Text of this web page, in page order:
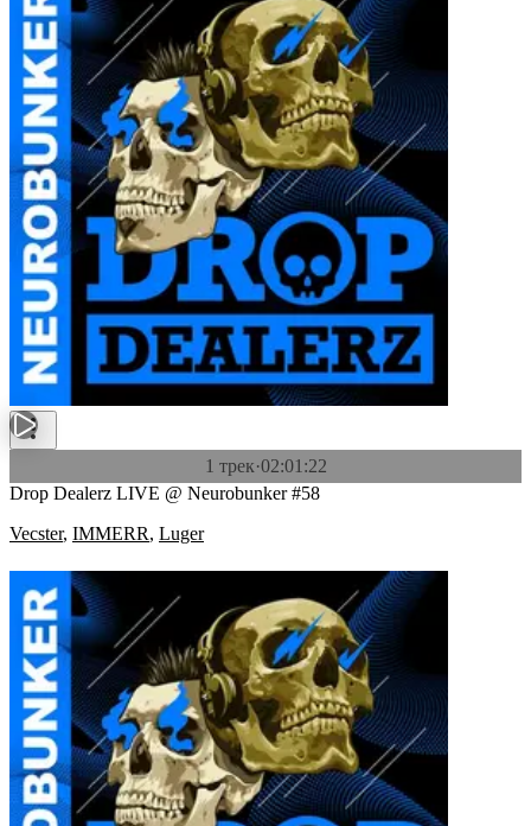
1 трек·02:01:22
Drop Dealerz LIVE @ Neurobunker #58
Vecster, IMMERR, Luger